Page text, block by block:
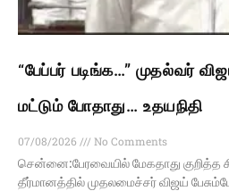
“பேப்பர் படிங்க…” முதல்வர்
மட்டும் போதாது… உதயநிதி
07/08/2026
No Comments
சென்னை:பேரவையில் மேகதாது குறித்த
தீர்மானத்தில் முதலமைச்சர் விஜய்